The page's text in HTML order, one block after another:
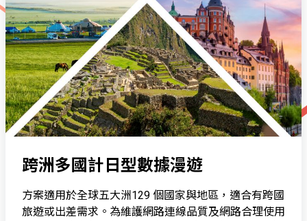
跨洲多國計日型數據漫遊
方案適用於全球五大洲129 個國家與地區，適合有跨國
旅遊或出差需求。為維護網路連線品質及網路合理使用